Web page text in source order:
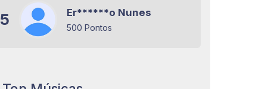
5 Er******o Nunes
500 Pontos